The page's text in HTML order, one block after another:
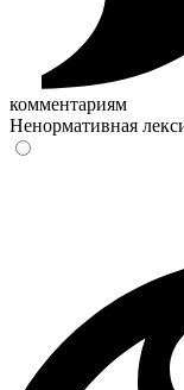
комментариям
Ненормативная